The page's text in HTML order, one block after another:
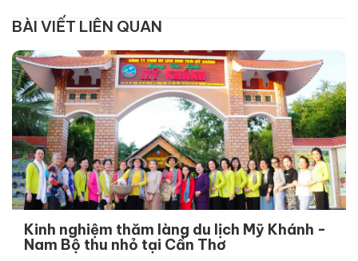
BÀI VIẾT LIÊN QUAN
Kinh nghiệm thăm làng du lịch Mỹ Khánh -
Nam Bộ thu nhỏ tại Cần Thơ